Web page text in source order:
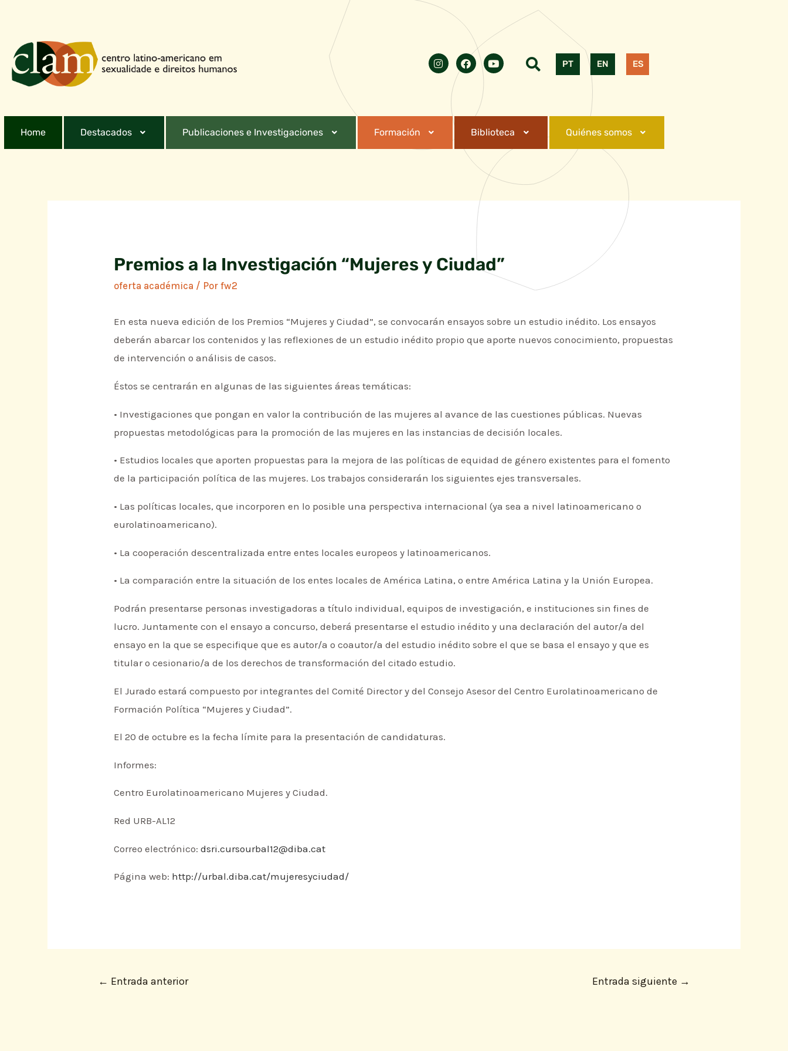
PT EN ES
Home Destacados Publicaciones e Investigaciones Formación Biblioteca Quiénes somos
Premios a la Investigación “Mujeres y Ciudad”
oferta académica / Porfw2
En esta nueva edición de los Premios “Mujeres y Ciudad”, se convocarán ensayos sobre un estudio inédito. Los ensayos
deberán abarcar los contenidos y las reflexiones de un estudio inédito propio que aporte nuevos conocimiento, propuestas
de intervención o análisis de casos.
Éstos se centrarán en algunas de las siguientes áreas temáticas:
• Investigaciones que pongan en valor la contribución de las mujeres al avance de las cuestiones públicas. Nuevas
propuestas metodológicas para la promoción de las mujeres en las instancias de decisión locales.
• Estudios locales que aporten propuestas para la mejora de las políticas de equidad de género existentes para el fomento
de la participación política de las mujeres. Los trabajos considerarán los siguientes ejes transversales.
• Las políticas locales, que incorporen en lo posible una perspectiva internacional (ya sea a nivel latinoamericano o
eurolatinoamericano).
• La cooperación descentralizada entre entes locales europeos y latinoamericanos.
• La comparación entre la situación de los entes locales de América Latina, o entre América Latina y la Unión Europea.
Podrán presentarse personas investigadoras a título individual, equipos de investigación, e instituciones sin fines de
lucro. Juntamente con el ensayo a concurso, deberá presentarse el estudio inédito y una declaración del autor/a del
ensayo en la que se especifique que es autor/a o coautor/a del estudio inédito sobre el que se basa el ensayo y que es
titular o cesionario/a de los derechos de transformación del citado estudio.
El Jurado estará compuesto por integrantes del Comité Director y del Consejo Asesor del Centro Eurolatinoamericano de
Formación Política “Mujeres y Ciudad”.
El 20 de octubre es la fecha límite para la presentación de candidaturas.
Informes:
Centro Eurolatinoamericano Mujeres y Ciudad.
Red URB-AL12
Correo electrónico:dsri.cursourbal12@diba.cat
Página web: http://urbal.diba.cat/mujeresyciudad/
← Entrada anterior Entrada siguiente →